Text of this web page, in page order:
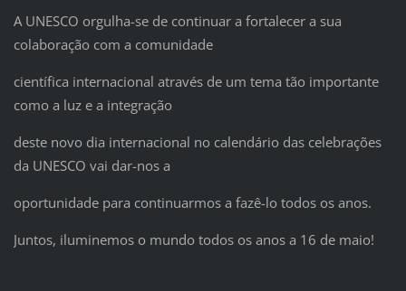
A UNESCO orgulha-se de continuar a fortalecer a sua
colaboração com a comunidade
científica internacional através de um tema tão importante
como a luz e a integração
deste novo dia internacional no calendário das celebrações
da UNESCO vai dar-nos a
oportunidade para continuarmos a fazê-lo todos os anos.
Juntos, iluminemos o mundo todos os anos a 16 de maio!